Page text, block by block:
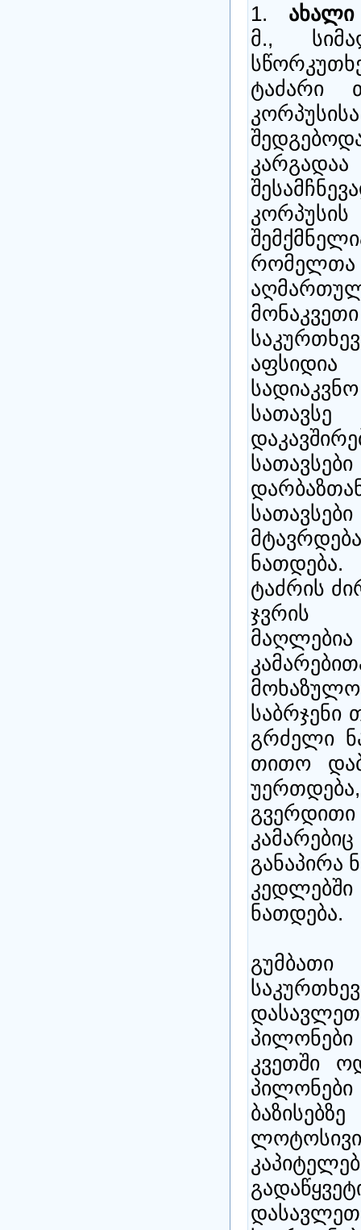
1.
მ.,
ტაძარი
რომელთა
აფსიდია
სათავსე
ნათდება.
ტაძრის
ჯვრის
საბრჯენი
გრძელი
თითო
განაპირა
ნათდება.
კვეთში